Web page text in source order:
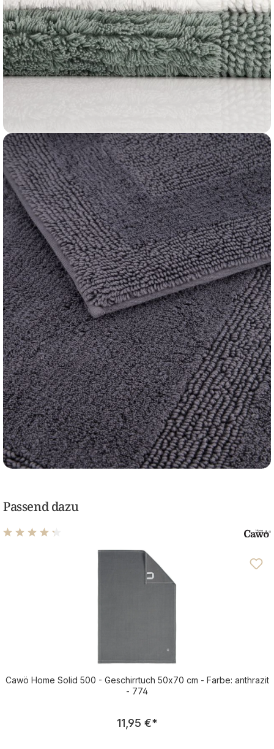
Passend dazu
Durchschnittliche Bewertung von 4.22 von 5 Sternen
Cawö Home Solid 500 - Geschirrtuch 50x70 cm - Farbe: anthrazit
- 774
Regulärer Preis:
11,95 €*